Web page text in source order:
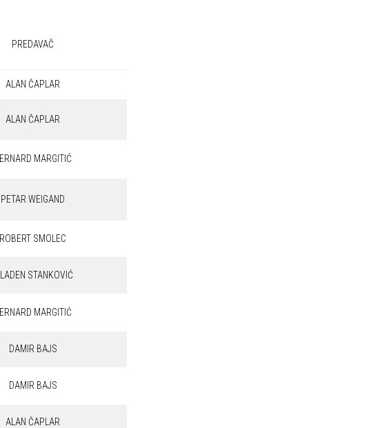
PREDAVAČ
ALAN ČAPLAR
ALAN ČAPLAR
MARGITIĆ
PETAR WEIGAND
ROBERT SMOLEC
STANKOVIĆ
MARGITIĆ
DAMIR BAJS
DAMIR BAJS
ALAN ČAPLAR